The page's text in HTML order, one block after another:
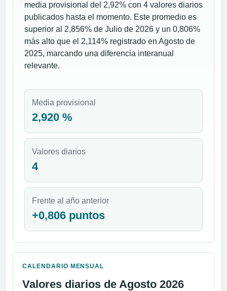
media provisional del 2,92% con 4 valores diarios
publicados hasta el momento. Este promedio es
superior al 2,856% de Julio de 2026 y un 0,806%
más alto que el 2,114% registrado en Agosto de
2025, marcando una diferencia interanual
relevante.
Media provisional
2,920 %
Valores diarios
4
Frente al año anterior
+0,806 puntos
CALENDARIO MENSUAL
Valores diarios de Agosto 2026